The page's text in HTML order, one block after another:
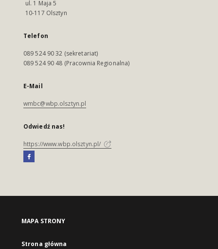
ul. 1 Maja 5
10-117 Olsztyn
Telefon
089 524 90 32 (sekretariat)
089 524 90 48 (Pracownia Regionalna)
E-Mail
wmbc@wbp.olsztyn.pl
Odwiedź nas!
https://www.wbp.olsztyn.pl/
MAPA STRONY
Strona główna